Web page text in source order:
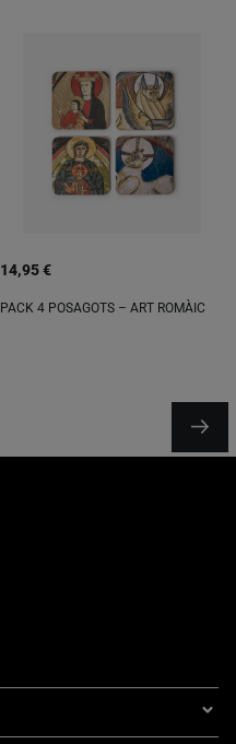
14,95 €
PACK 4 POSAGOTS – ART ROMÀIC